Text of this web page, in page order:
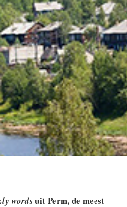
words uit Perm, de meest